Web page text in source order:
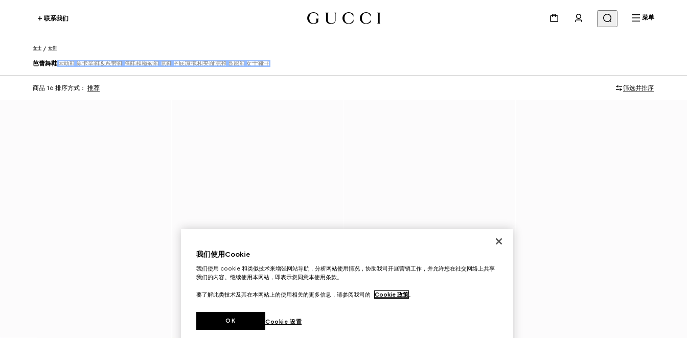
联系我们 菜单
女士 女鞋
芭蕾舞鞋 运动鞋 莫卡辛鞋&系带鞋 拖鞋和穆勒鞋 凉鞋 平底凉拖和夹趾凉拖 高跟鞋 女士靴子
商品 16 排序方式： 推荐 筛选并排序
我们使用Cookie
我们使用 cookie 和类似技术来增强网站导航，分析网站使用情况，协助我司开展营销工作，并允许您在社交网络上共享
我们的内容。继续使用本网站，即表示您同意本使用条款。
要了解此类技术及其在本网站上的使用相关的更多信息，请参阅我司的 Cookie 政策。
Cookie 设置
OK